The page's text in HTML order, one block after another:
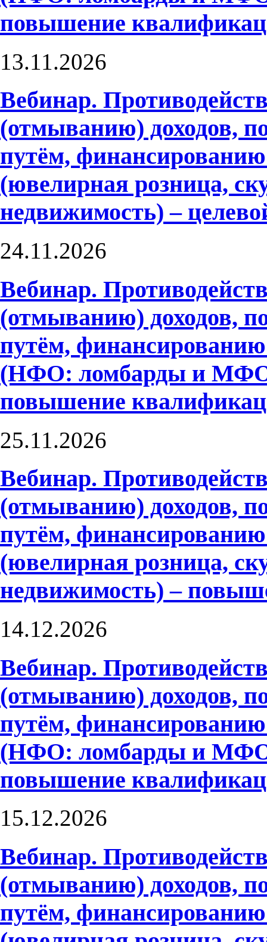
повышение
13.11.2026
Вебинар.
(отмыванию) доходов,
путём,
(ювелирная розница,
недвижимость) –
24.11.2026
Вебинар.
(отмыванию) доходов,
путём,
(НФО: ломбарды и МФО)
повышение
25.11.2026
Вебинар.
(отмыванию) доходов,
путём,
(ювелирная розница,
недвижимость) –
14.12.2026
Вебинар.
(отмыванию) доходов,
путём,
(НФО: ломбарды и МФО)
повышение
15.12.2026
Вебинар.
(отмыванию) доходов,
путём,